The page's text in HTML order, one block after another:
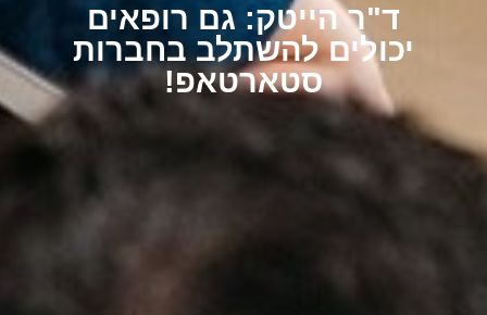
ד"ר הייטק: גם רופאים
יכולים להשתלב בחברות
סטארטאפ!